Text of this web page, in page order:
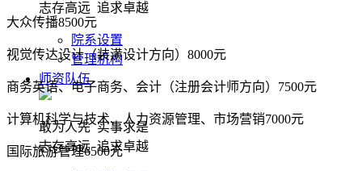
志存高远 追求卓越
院系设置
管理机构
师资队伍
敢为人先 实事求是
志存高远 追求卓越
大众传播8500元
视觉传达设计（装潢设计方向）8000元
商务英语、电子商务、会计（注册会计师方向）7500元
计算机科学与技术、人力资源管理、市场营销7000元
国际旅游管理6500元